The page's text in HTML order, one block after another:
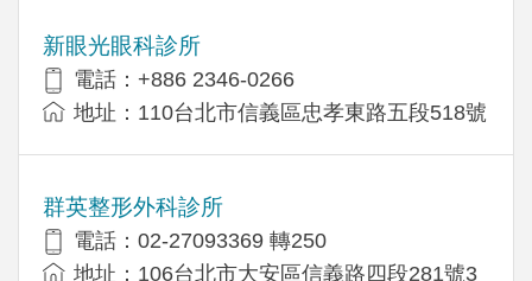
新眼光眼科診所
電話：+886 2346-0266
地址：110台北市信義區忠孝東路五段518號
群英整形外科診所
電話：02-27093369 轉250
地址：106台北市大安區信義路四段281號3